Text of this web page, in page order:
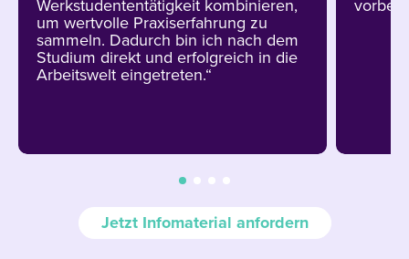
Werkstudententätigkeit kombinieren,
um wertvolle Praxiserfahrung zu
sammeln. Dadurch bin ich nach dem
Studium direkt und erfolgreich in die
Arbeitswelt eingetreten.“
Jetzt Infomaterial anfordern